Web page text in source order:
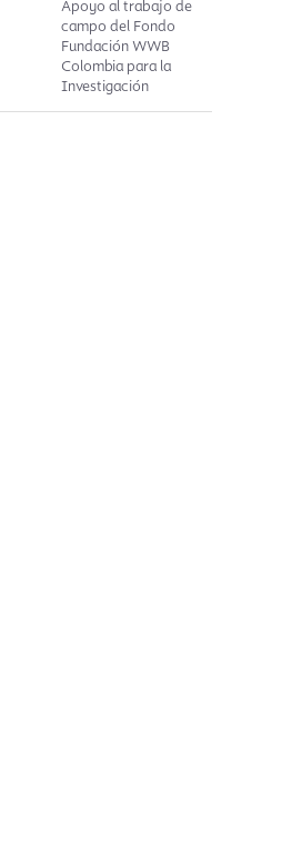
Apoyo al trabajo de
campo del Fondo
Fundación WWB
Colombia para la
Investigación